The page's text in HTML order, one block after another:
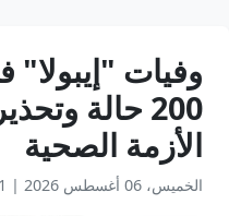
وفيات
200 حالة
الأزمة الصحية
الخميس، 06 أغسطس 2026 | 1 دقيقة قراءة